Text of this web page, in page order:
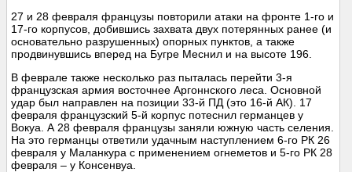
27 и 28 февраля французы повторили атаки на фронте 1-го и
17-го корпусов, добившись захвата двух потерянных ранее (и
основательно разрушенных) опорных пунктов, а также
продвинувшись вперед на Бугре Меснил и на высоте 196.
В феврале также несколько раз пыталась перейти 3-я
французская армия восточнее Аргоннского леса. Основной
удар был направлен на позиции 33-й ПД (это 16-й АК). 17
февраля французский 5-й корпус потеснил германцев у
Вокуа. А 28 февраля французы заняли южную часть селения.
На это германцы ответили удачным наступлением 6-го РК 26
февраля у Маланкура с применением огнеметов и 5-го РК 28
февраля – у Консенвуа.